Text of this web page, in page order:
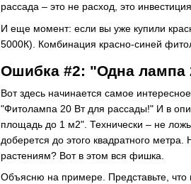
рассада – это не расход, это
И еще момент: если вы уже купили
5000К). Комбинация красно-синей
Ошибка #2: "Одна лампа
Вот здесь начинается самое
"Фитолампа 20 Вт для рассады!" И в
площадь до 1 м2". Технически – не
доберется до этого квадратного метра.
растениям? Вот в этом вся фишка.
Объясню на примере. Представьте, что